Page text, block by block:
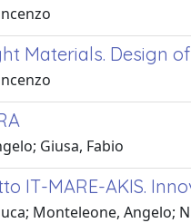
Materials. Design
Giusa, Fabio
IT-MARE-AKIS.
Monteleone, Angelo;